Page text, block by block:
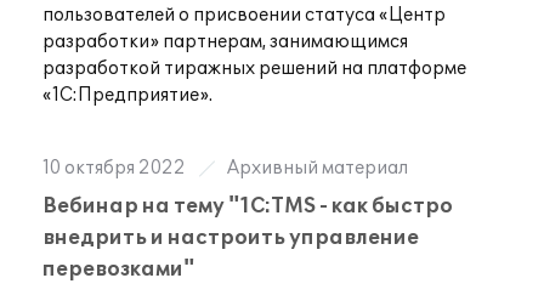
пользователей о присвоении статуса «Центр
разработки» партнерам, занимающимся
разработкой тиражных решений на платформе
«1С:Предприятие».
10 октября 2022 Архивный материал
Вебинар на тему "1С:TMS - как быстро
внедрить и настроить управление
перевозками"